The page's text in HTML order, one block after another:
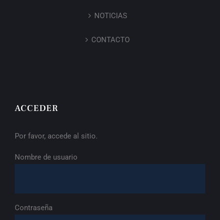
NOTICIAS
CONTACTO
ACCEDER
Por favor, accede al sitio.
Nombre de usuario
Contraseña